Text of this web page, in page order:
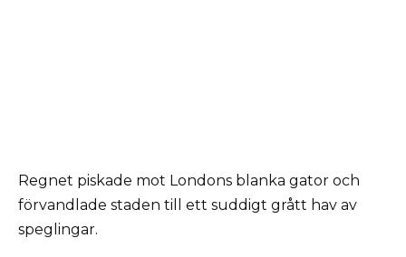
Regnet piskade mot Londons blanka gator och
förvandlade staden till ett suddigt grått hav av
speglingar.